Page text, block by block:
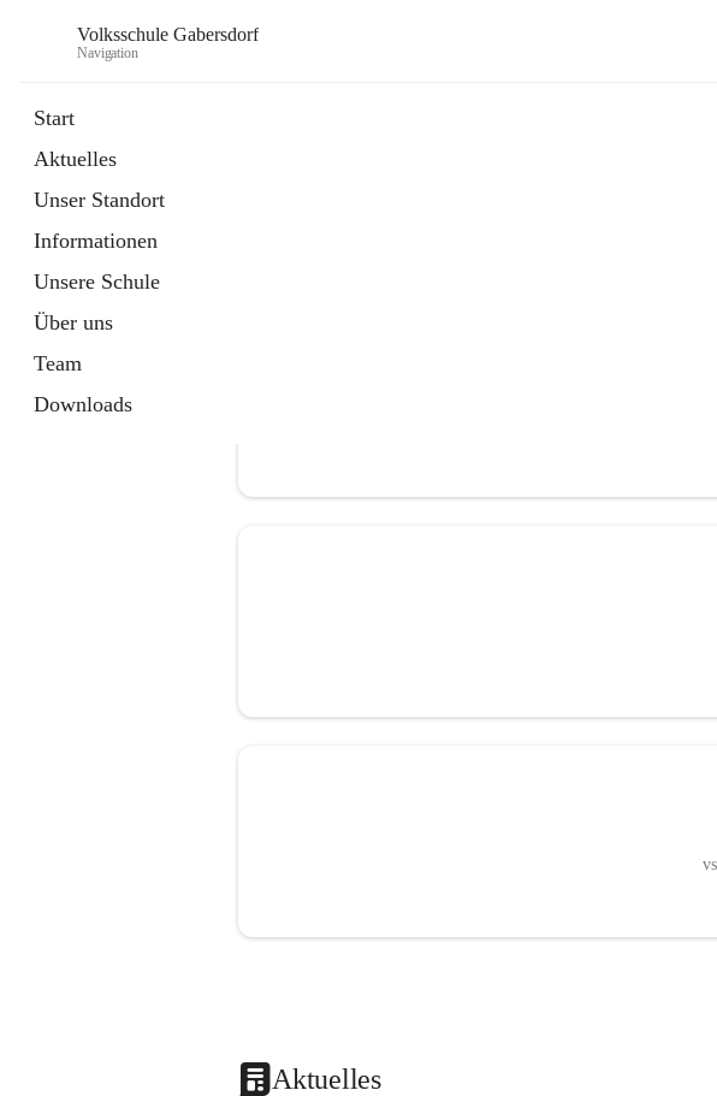
Volksschule Gabersdorf
Navigation
Start
Aktuelles
Unser Standort
Informationen
Unsere Schule
Über uns
Team
Downloads
Aktuelles